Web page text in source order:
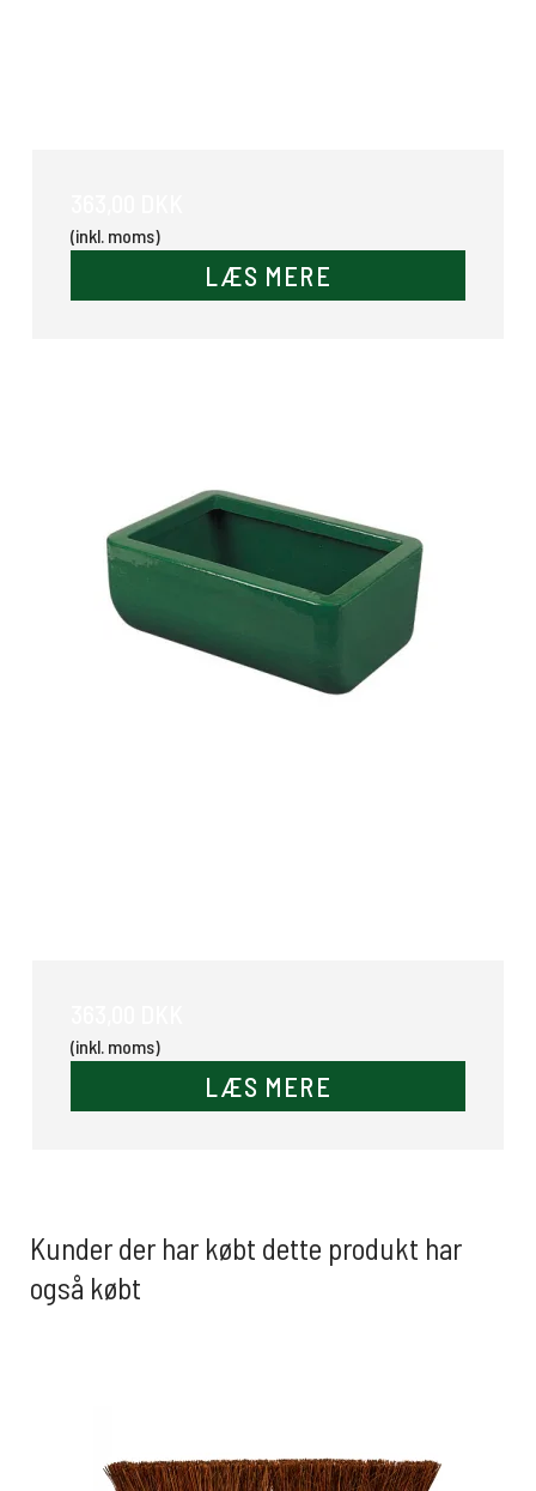
(inkl. moms)
LÆS MERE
(inkl. moms)
LÆS MERE
Kunder der har købt dette produkt har
også købt